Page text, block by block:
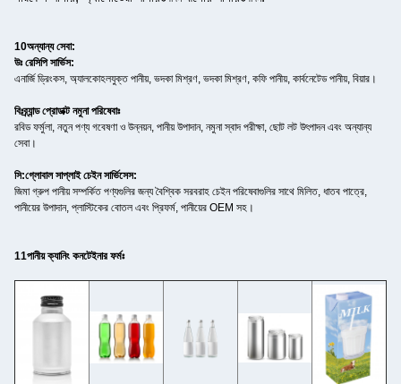
10অন্যান্য সেবা:
উঃ রেসিপি সার্ভিস:
এনার্জি ড্রিংকস, অ্যালকোহলযুক্ত পানীয়, ভদকা মিশ্রণ, ভদকা মিশ্রণ, কফি পানীয়, কার্বনেটেড পানীয়, বিয়ার।
বিঃব্র্যান্ড প্রোডাক্ট নমুনা পরিষেবাঃ
রবিড ফর্মুলা, নতুন পণ্য গবেষণা ও উন্নয়ন, পানীয় উপাদান, নমুনা স্বাদ পরীক্ষা, ছোট লট উৎপাদন এবং অন্যান্য
সেবা।
সি:গ্লোবাল সাপ্লাই চেইন সার্ভিসেস:
জিমা গ্রুপ পানীয় সম্পর্কিত পণ্যগুলির জন্য বৈশ্বিক সরবরাহ চেইন পরিষেবাগুলির সাথে মিলিত, ধাতব পাত্রে,
পানীয়ের উপাদান, প্লাস্টিকের বোতল এবং প্রিফর্ম, পানীয়ের OEM সহ।
11পানীয় ক্যানিং কনটেইনার ফর্মঃ